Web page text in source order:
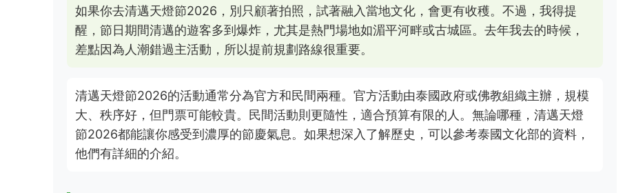
如果你去清邁天燈節2026，別只顧著拍照，試著融入當地文化，會更有收穫。不過，我得提
醒，節日期間清邁的遊客多到爆炸，尤其是熱門場地如湄平河畔或古城區。去年我去的時候，
差點因為人潮錯過主活動，所以提前規劃路線很重要。
清邁天燈節2026的活動通常分為官方和民間兩種。官方活動由泰國政府或佛教組織主辦，規模
大、秩序好，但門票可能較貴。民間活動則更隨性，適合預算有限的人。無論哪種，清邁天燈
節2026都能讓你感受到濃厚的節慶氣息。如果想深入了解歷史，可以參考泰國文化部的資料，
他們有詳細的介紹。